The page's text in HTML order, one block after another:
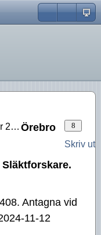
Close
Skriv ut
Örebro
Antagna vid
11-12